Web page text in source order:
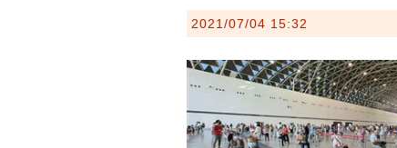
2021/07/04 15:32